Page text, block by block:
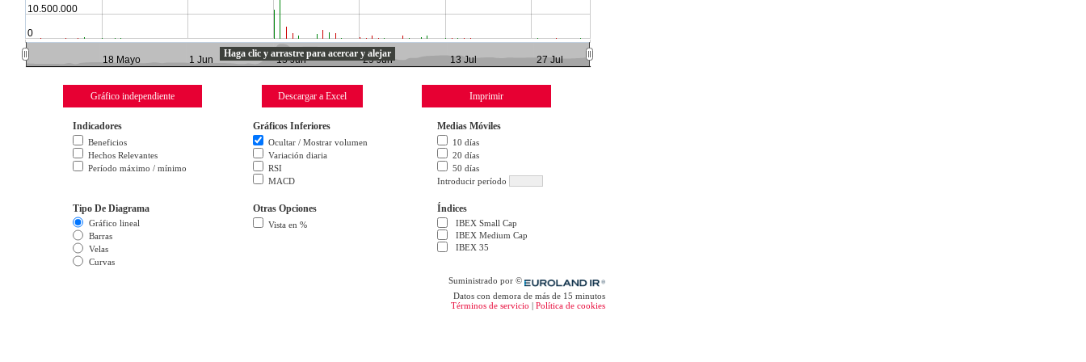
Haga clic y arrastre para acercar y alejar
18 Mayo 1 Jun 15 Jun 29 Jun 13 Jul 27 Jul
0
10.500.000
Gráfico independiente opens in a new window
Gráfico independiente Descargar a Excel Imprimir
Indicadores
Beneficios
Hechos Relevantes
Período máximo / mínimo
Gráficos Inferiores
Ocultar / Mostrar volumen
Variación diaria
RSI
MACD
Medias Móviles
10 días
20 días
50 días
Introducir período
Tipo De Diagrama
Gráfico lineal
Barras
Velas
Curvas
Otras Opciones
Vista en %
Índices
IBEX Small Cap
IBEX Medium Cap
IBEX 35
Suministrado por ©
Euroland.com
Datos con demora de más de 15 minutos
Términos de servicio | Política de cookies